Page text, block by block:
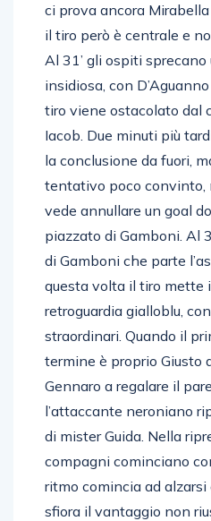
ci prova ancora
il tiro però è centrale e
Al 31’ gli ospiti
insidiosa, con
tiro viene ostacolato dal
Iacob. Due minuti più
la conclusione da fuori,
tentativo poco convinto,
vede annullare un goal
piazzato di Gamboni. Al
di Gamboni che parte
questa volta il tiro mette
retroguardia gialloblu,
straordinari. Quando il
termine è proprio Giusto
Gennaro a regalare il
l’attaccante neroniano
di mister Guida. Nella
compagni cominciano
ritmo comincia ad alzarsi
sfiora il vantaggio non